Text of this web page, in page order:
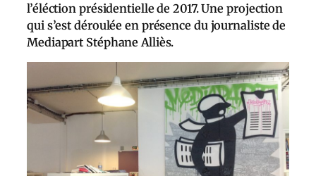
l’éléction présidentielle de 2017. Une projection
qui s’est déroulée en présence du journaliste de
Mediapart Stéphane Alliès.